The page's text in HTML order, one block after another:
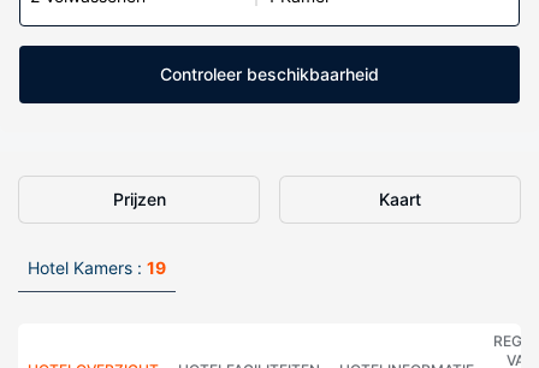
Controleer beschikbaarheid
Prijzen Kaart
Hotel Kamers : 19
VAN